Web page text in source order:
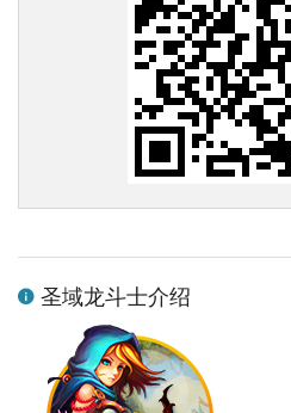
圣域龙斗士介绍